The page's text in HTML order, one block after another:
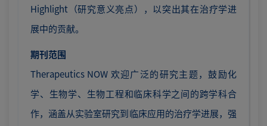
Highlight（研究意义亮点），以突出其在治疗学进
展中的贡献。
期刊范围
Therapeutics NOW 欢迎广泛的研究主题，鼓励化
学、生物学、生物工程和临床科学之间的跨学科合
作，涵盖从实验室研究到临床应用的治疗学进展，强